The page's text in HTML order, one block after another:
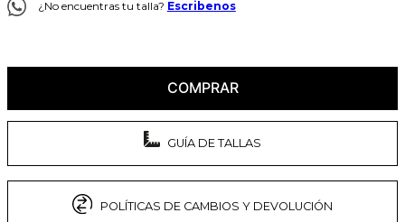
¿No encuentras tu talla? Escribenos
COMPRAR
GUÍA DE TALLAS
POLÍTICAS DE CAMBIOS Y DEVOLUCIÓN